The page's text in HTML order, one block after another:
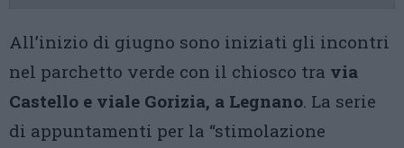
All’inizio di giugno sono iniziati gli incontri
nel parchetto verde con il chiosco tra via
Castello e viale Gorizia, a Legnano. La serie
di appuntamenti per la “stimolazione